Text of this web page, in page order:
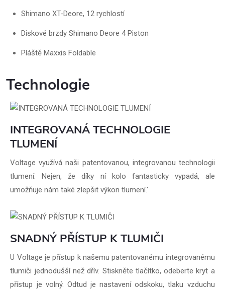
Shimano XT-Deore, 12 rychlostí
Diskové brzdy Shimano Deore 4 Piston
Pláště Maxxis Foldable
Technologie
INTEGROVANÁ TECHNOLOGIE
TLUMENÍ
Voltage využívá naši patentovanou, integrovanou technologii
tlumení. Nejen, že díky ní kolo fantasticky vypadá, ale
umožňuje nám také zlepšit výkon tlumení.'
SNADNÝ PŘÍSTUP K TLUMIČI
U Voltage je přístup k našemu patentovanému integrovanému
tlumiči jednodušší než dřív. Stiskněte tlačítko, odeberte kryt a
přístup je volný. Odtud je nastavení odskoku, tlaku vzduchu